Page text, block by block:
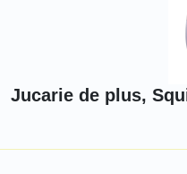
Jucarie de plus,